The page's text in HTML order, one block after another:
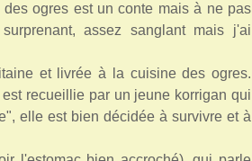
ogres est un conte mais à ne pas
assez sanglant mais j'ai
et livrée à la cuisine des ogres.
recueillie par un jeune korrigan qui
elle est bien décidée à survivre et à